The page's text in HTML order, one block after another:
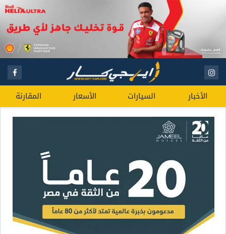
الأخبار السيارات الأسعار المقارنة